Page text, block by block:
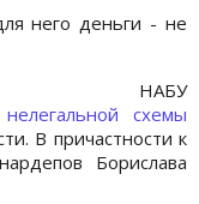
него деньги - не
НАБУ
схемы
В причастности к
Борислава